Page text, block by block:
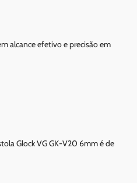
alcance efetivo e precisão em
Glock VG GK-V20 6mm é de